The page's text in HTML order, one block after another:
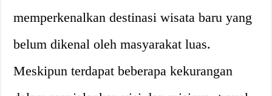
memperkenalkan destinasi wisata baru yang
belum dikenal oleh masyarakat luas.
Meskipun terdapat beberapa kekurangan